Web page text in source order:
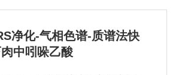
够提高猪颈肉精氨酸氨基肽酶活
性；采用质量分数75%NaCl＋
CaCl2＋5% ZnCl2组合进行腌
净化-气相色谱-质谱法快
中吲哚乙酸